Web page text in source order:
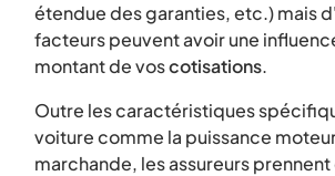
étendue des garanties, etc.) mais
facteurs peuvent avoir une
montant de voscotisations.
Outre les caractéristiques
voiture comme la puissance
marchande, les assureurs